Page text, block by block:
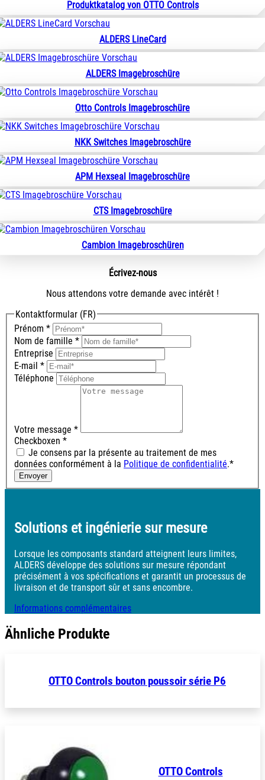
Produktkatalog von OTTO Controls
ALDERS LineCard
ALDERS Imagebroschüre
Otto Controls Imagebroschüre
NKK Switches Imagebroschüre
APM Hexseal Imagebroschüre
CTS Imagebroschüre
Cambion Imagebroschüren
Écrivez-nous
Nous attendons votre demande avec intérêt !
Kontaktformular (FR)
Prénom *
Nom de famille *
Entreprise
E-mail *
Téléphone
Votre message *
Checkboxen *
Je consens par la présente au traitement de mes
données conformément à la Politique de confidentialité.*
Envoyer
Solutions et ingénierie sur mesure
Lorsque les composants standard atteignent leurs limites,
ALDERS développe des solutions sur mesure répondant
précisément à vos spécifications et garantit un processus de
livraison et de transport sûr et sans encombre.
Informations complémentaires
Ähnliche Produkte
OTTO Controls bouton poussoir série P6
OTTO Controls